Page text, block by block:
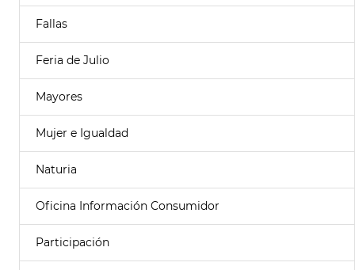
Fallas
Feria de Julio
Mayores
Mujer e Igualdad
Naturia
Oficina Información Consumidor
Participación